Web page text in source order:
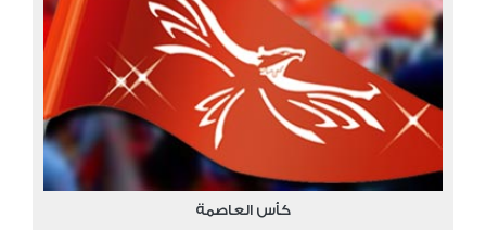
كأس العاصمة